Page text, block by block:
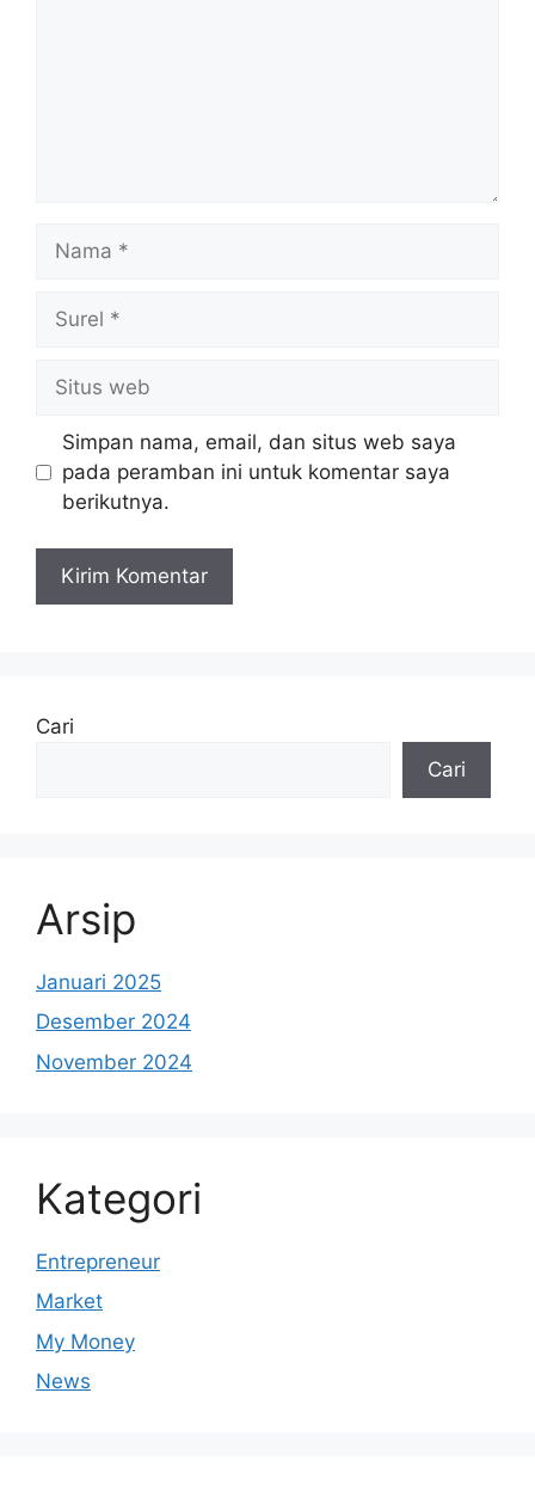
Nama
Surel
Situs
web
Simpan nama, email, dan situs web saya
pada peramban ini untuk komentar saya
berikutnya.
Cari
Cari
Arsip
Januari 2025
Desember 2024
November 2024
Kategori
Entrepreneur
Market
My Money
News